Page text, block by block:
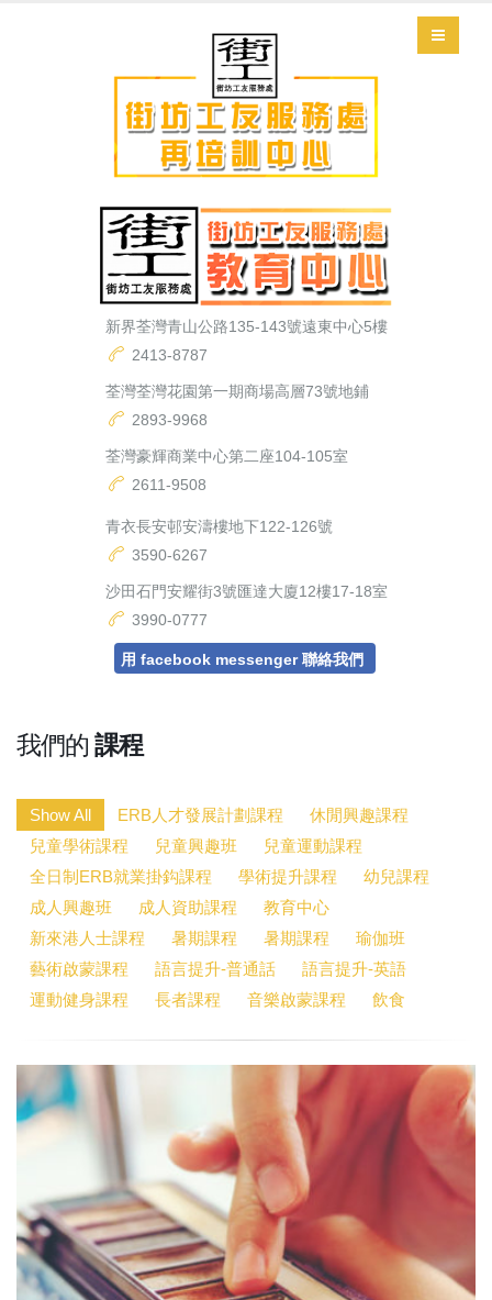
新界荃灣青山公路135-143號遠東中心5樓
2413-8787
荃灣荃灣花園第一期商場高層73號地鋪
2893-9968
荃灣豪輝商業中心第二座104-105室
2611-9508
青衣長安邨安濤樓地下122-126號
3590-6267
沙田石門安耀街3號匯達大廈12樓17-18室
3990-0777
用 facebook messenger 聯絡我們
我們的 課程
Show All ERB人才發展計劃課程
休閒興趣課程
兒童學術課程
兒童興趣班
兒童運動課程
全日制ERB就業掛鈎課程
學術提升課程
幼兒課程
成人興趣班
成人資助課程
教育中心
新來港人士課程
暑期課程 暑期課程
瑜伽班
藝術啟蒙課程
語言提升-普通話
語言提升-英語
運動健身課程
長者課程 音樂啟蒙課程 飲食